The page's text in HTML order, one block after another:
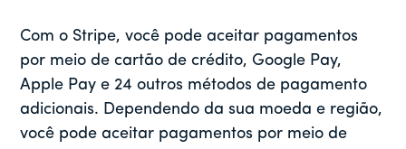
Com o Stripe, você pode aceitar pagamentos
por meio de cartão de crédito, Google Pay,
Apple Pay e 24 outros métodos de pagamento
adicionais. Dependendo da sua moeda e região,
você pode aceitar pagamentos por meio de